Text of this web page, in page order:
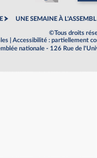
UNE SEMAINE À
©Tous droits
Accessibilité : partiellement
nationale - 126 Rue de